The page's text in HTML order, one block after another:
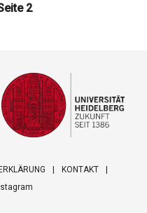
2
KONTAKT